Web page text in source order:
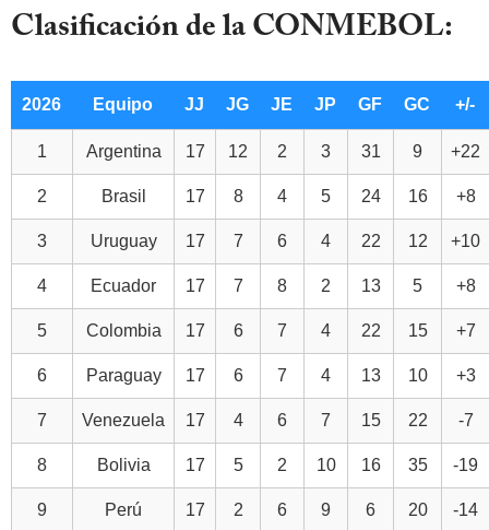
Clasificación de la CONMEBOL:
2026 Equipo JJ JG JE JP GF GC +/-
1 Argentina 17 12 2 3 31 9 +22
2 Brasil 17 8 4 5 24 16 +8
3 Uruguay 17 7 6 4 22 12 +10
4 Ecuador 17 7 8 2 13 5 +8
5 Colombia 17 6 7 4 22 15 +7
6 Paraguay 17 6 7 4 13 10 +3
7 Venezuela 17 4 6 7 15 22 -7
8 Bolivia 17 5 2 10 16 35 -19
9 Perú 17 2 6 9 6 20 -14